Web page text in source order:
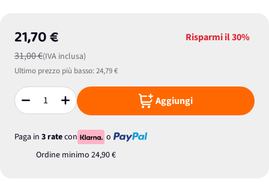
21,70 €
31,00 €(IVA inclusa)
Risparmi il30%
Ultimo prezzo più basso:24,79 €
Quantità Aggiungi
Paga in 3 ratecon
o
Ordine minimo 24,90 €